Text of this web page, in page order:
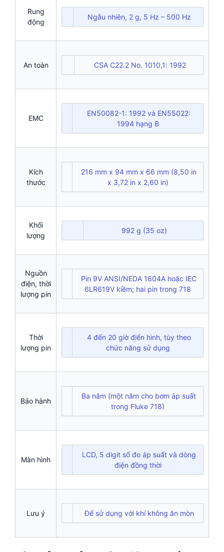
Rung
động
Ngẫu nhiên, 2 g, 5 Hz – 500 Hz
An toàn CSA C22.2 No. 1010,1: 1992
EMC
EN50082-1: 1992 và EN55022:
1994 hạng B
Kích
thước
216 mm x 94 mm x 66 mm (8,50 in
x 3,72 in x 2,60 in)
Khối
lượng
992 g (35 oz)
Nguồn
điện, thời
lượng pin
Pin 9V ANSI/NEDA 1604A hoặc IEC
6LR619V kiềm; hai pin trong 718
Thời
lượng pin
4 đến 20 giờ điển hình, tùy theo
chức năng sử dụng
Bảo hành
Ba năm (một năm cho bơm áp suất
trong Fluke 718)
Màn hình
LCD, 5 digit số đo áp suất và dòng
điện đồng thời
Lưu ý Để sử dụng với khí không ăn mòn